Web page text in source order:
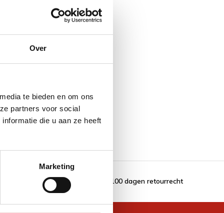
Over
te bieden en om ons
partners voor social
die u aan ze heeft
Marketing
100 dagen retourrecht